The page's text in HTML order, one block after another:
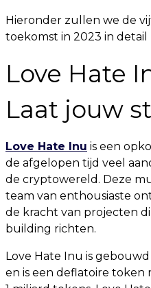
Hieronder zullen we de
toekomst in 2023 in detail
Love Hate
Laat jouw
Love Hate Inu is een
de afgelopen tijd veel
de cryptowereld. Deze
team van enthousiaste
de kracht van projecten
building richten.
Love Hate Inu is
en is een deflatoire token